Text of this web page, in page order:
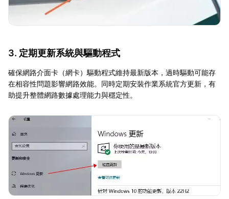
3. 定期更新系統與驅動程式
確保網路介面卡（網卡）驅動程式維持最新版本，過時驅動可能存
在相容性問題影響網路效能。同時定期安裝作業系統官方更新，有
助提升整體網路數據處理能力與穩定性。